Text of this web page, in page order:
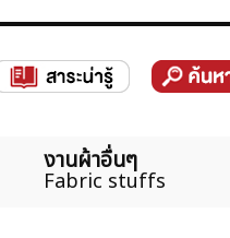
งานผ้าอื่นๆ
Fabric stuffs